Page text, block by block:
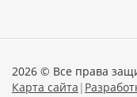
2026 © Все права
Карта сайта |